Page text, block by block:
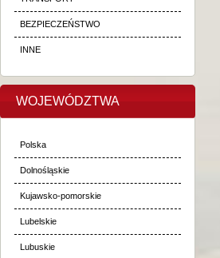
BEZPIECZEŃSTWO
INNE
WOJEWÓDZTWA
Polska
Dolnośląskie
Kujawsko-pomorskie
Lubelskie
Lubuskie